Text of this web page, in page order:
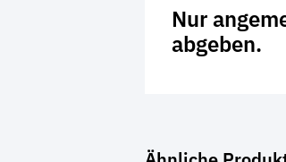
Nur
abgeben.